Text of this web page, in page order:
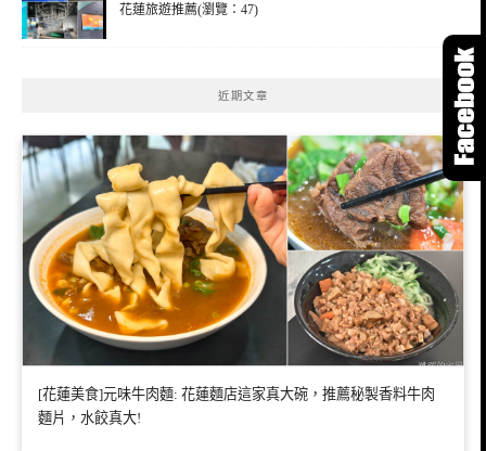
花蓮旅遊推薦(瀏覽：47)
近期文章
[花蓮美食]元味牛肉麵: 花蓮麵店這家真大碗，推薦秘製香料牛肉
麵片，水餃真大!